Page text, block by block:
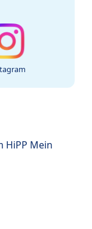
HiPP Mein